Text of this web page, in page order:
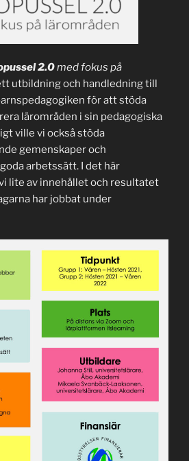
2.0med fokus på
utbildning och handledning till
för att stöda
lärområden i sin pedagogiska
ville vi också stöda
gemenskaper och
arbetssätt. I det här
lite av innehållet och resultatet
har jobbat under